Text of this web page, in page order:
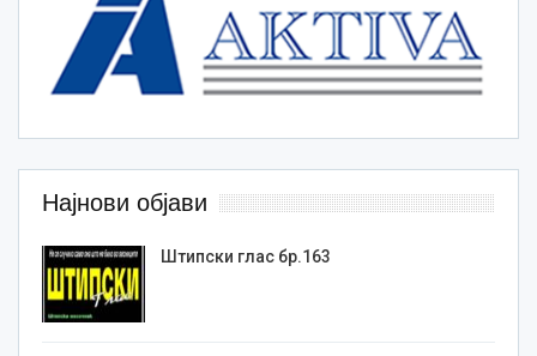
Најнови објави
Штипски глас бр.163